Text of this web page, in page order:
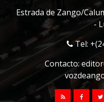
Estrada de Zango/
-
Tel:
Contacto: